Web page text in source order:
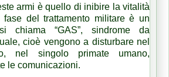
armi è quello di inibire la vitalità
fase del trattamento militare è un
chiama “GAS”, sindrome da
cioè vengono a disturbare nel
nel singolo primate umano,
le comunicazioni.